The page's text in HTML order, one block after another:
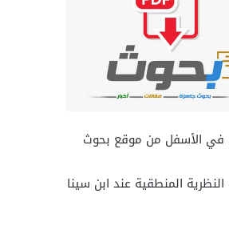
في الأسفل من موقع بحوث
المنطقية عند ابن سينا